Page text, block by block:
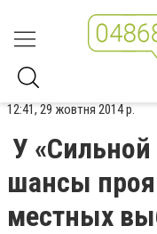
12:41, 29 жовтня 2014 р.
У
шансы
местных